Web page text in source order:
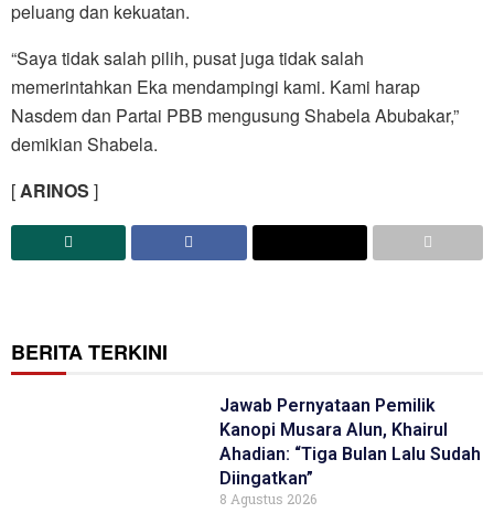
peluang dan kekuatan.
“Saya tidak salah pilih, pusat juga tidak salah
memerintahkan Eka mendampingi kami. Kami harap
Nasdem dan Partai PBB mengusung Shabela Abubakar,”
demikian Shabela.
[ARINOS ]
BERITA TERKINI
Jawab Pernyataan Pemilik
Kanopi Musara Alun, Khairul
Ahadian: “Tiga Bulan Lalu Sudah
Diingatkan”
8 Agustus 2026